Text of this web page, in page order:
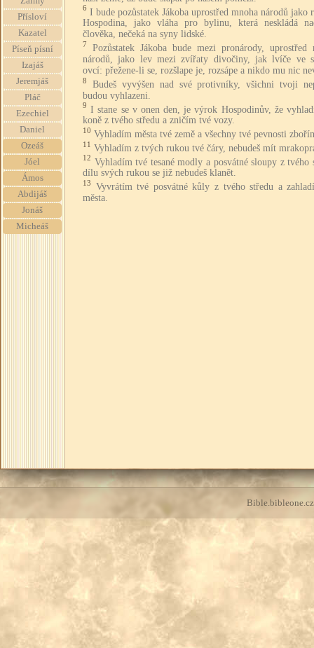
Přísloví
Kazatel
Píseň písní
Izajáš
Jeremjáš
Pláč
Ezechiel
Daniel
Ozeáš
Jóel
Ámos
Abdijáš
Jonáš
Micheáš
6 I bude pozůstatek Jákoba uprostřed mnoha národů jako
Hospodina, jako vláha pro bylinu, která neskládá
člověka, nečeká na syny lidské.
7
Pozůstatek Jákoba bude mezi pronárody, uprostřed
národů, jako lev mezi zvířaty divočiny, jak lvíče ve
ovcí: přežene-li se, rozšlape je, rozsápe a nikdo mu nic
8
Budeš vyvýšen nad své protivníky, všichni tvoji
budou vyhlazeni.
9 I stane se v onen den, je výrok Hospodinův, že
koně z tvého středu a zničím tvé vozy.
10 Vyhladím města tvé země a všechny tvé pevnosti
11 Vyhladím z tvých rukou tvé čáry, nebudeš mít
12 Vyhladím tvé tesané modly a posvátné sloupy z tvého
dílu svých rukou se již nebudeš klanět.
13
Vyvrátím tvé posvátné kůly z tvého středu a
města.